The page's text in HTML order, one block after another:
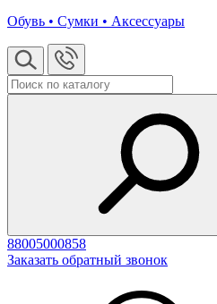
Обувь • Сумки • Аксессуары
88005000858
Заказать обратный звонок